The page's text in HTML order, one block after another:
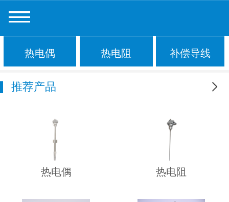
热电偶 热电阻 补偿导线
推荐产品
热电偶 热电阻